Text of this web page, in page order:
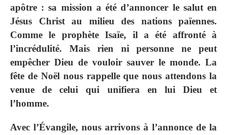
apôtre : sa mission a été d’annoncer le salut en
Jésus Christ au milieu des nations païennes.
Comme le prophète Isaïe, il a été affronté à
l’incrédulité. Mais rien ni personne ne peut
empêcher Dieu de vouloir sauver le monde. La
fête de Noël nous rappelle que nous attendons la
venue de celui qui unifiera en lui Dieu et
l’homme.
Avec l’Évangile, nous arrivons à l’annonce de la